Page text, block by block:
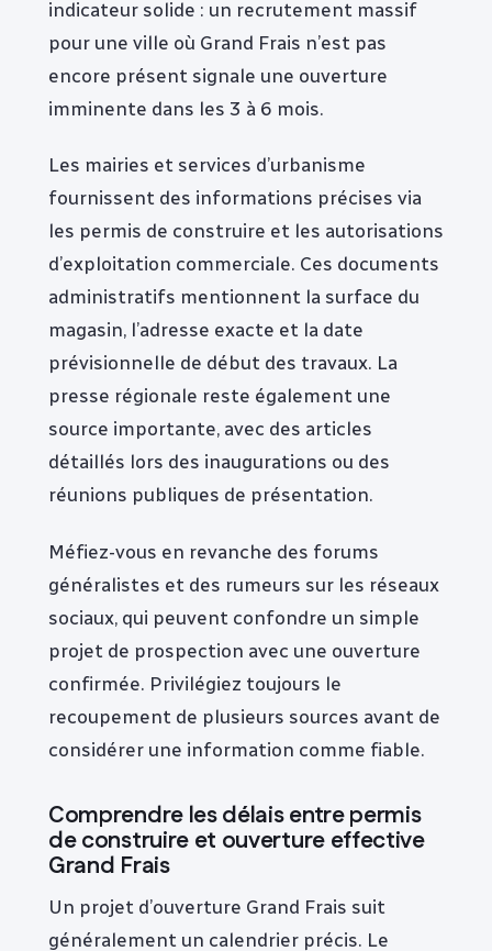
indicateur solide : un recrutement massif
pour une ville où Grand Frais n’est pas
encore présent signale une ouverture
imminente dans les 3 à 6 mois.
Les mairies et services d’urbanisme
fournissent des informations précises via
les permis de construire et les autorisations
d’exploitation commerciale. Ces documents
administratifs mentionnent la surface du
magasin, l’adresse exacte et la date
prévisionnelle de début des travaux. La
presse régionale reste également une
source importante, avec des articles
détaillés lors des inaugurations ou des
réunions publiques de présentation.
Méfiez-vous en revanche des forums
généralistes et des rumeurs sur les réseaux
sociaux, qui peuvent confondre un simple
projet de prospection avec une ouverture
confirmée. Privilégiez toujours le
recoupement de plusieurs sources avant de
considérer une information comme fiable.
Comprendre les délais entre permis
de construire et ouverture effective
Grand Frais
Un projet d’ouverture Grand Frais suit
généralement un calendrier précis. Le